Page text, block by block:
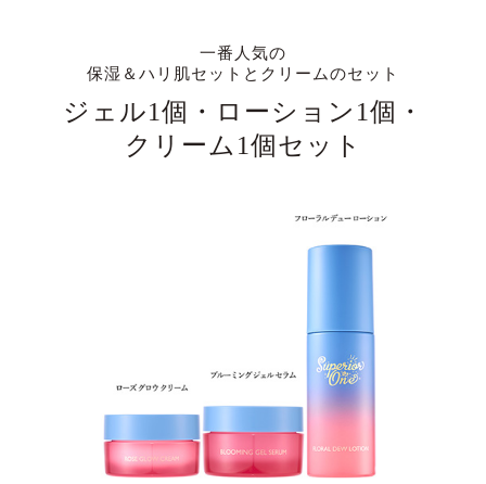
一番人気の
保湿＆ハリ肌セットとクリームのセット
ジェル1個・ローション1個・
クリーム1個セット